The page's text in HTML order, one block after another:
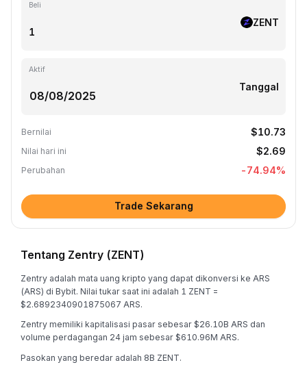
Beli
ZENT
Aktif
Tanggal
Bernilai $10.73
Nilai hari ini $2.69
Perubahan -74.94%
Trade Sekarang
Tentang Zentry (ZENT)
Zentry adalah mata uang kripto yang dapat dikonversi ke ARS
(ARS) di Bybit. Nilai tukar saat ini adalah 1 ZENT =
$2.6892340901875067 ARS.
Zentry memiliki kapitalisasi pasar sebesar $26.10B ARS dan
volume perdagangan 24 jam sebesar $610.96M ARS.
Pasokan yang beredar adalah 8B ZENT.